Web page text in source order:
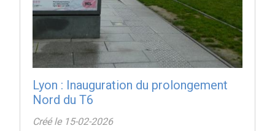
Lyon : Inauguration du prolongement
Nord du T6
Créé le 15-02-2026